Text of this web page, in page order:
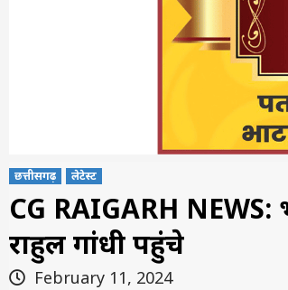
छत्तीसगढ़ लेटेस्ट
CG RAIGARH NEWS:
राहुल गांधी पहुंचे
February 11, 2024